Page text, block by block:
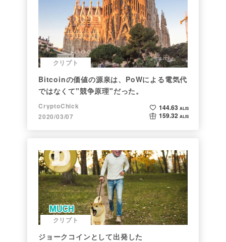
クリプト
Bitcoinの価値の源泉は、PoWによる電気代
ではなくて"競争原理"だった。
CryptoChick
2020/03/07
144.63 ALIS
159.32 ALIS
クリプト
ジョークコインとして出発した